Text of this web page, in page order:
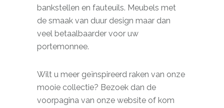
bankstellen en fauteuils. Meubels met
de smaak van duur design maar dan
veel betaalbaarder voor uw
portemonnee.
Wilt u meer geïnspireerd raken van onze
mooie collectie? Bezoek dan de
voorpagina van onze website of kom